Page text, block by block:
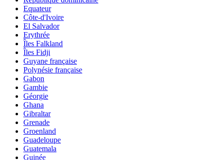
Equateur
Côte-d'Ivoire
El Salvador
Erythrée
Îles Falkland
Îles Fidji
Guyane française
Polynésie française
Gabon
Gambie
Géorgie
Ghana
Gibraltar
Grenade
Groenland
Guadeloupe
Guatemala
Guinée